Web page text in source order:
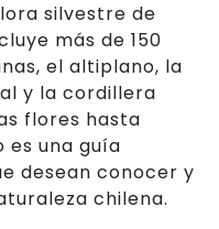
silvestre de
más de 150
el altiplano, la
y la cordillera
flores hasta
es una guía
desean conocer y
chilena.